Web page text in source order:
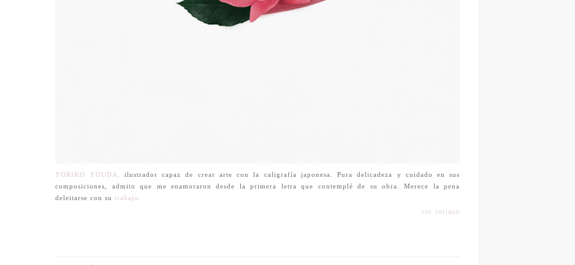
YORIKO YOUDA,
ilustrador capaz de crear arte con la caligrafía japonesa. Pura delicadeza y cuidado en sus
composiciones, admito que me enamoraron desde la primera letra que contemplé de su obra. Merece la pena
deleitarse con sutrabajo.
vía: yoriquo